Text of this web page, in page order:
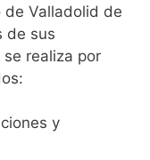
de Valladolid de
de sus
realiza por
y